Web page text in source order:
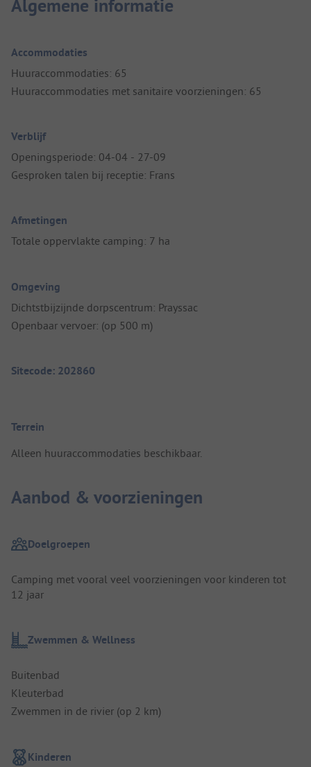
Algemene informatie
Accommodaties
Huuraccommodaties: 65
Huuraccommodaties met sanitaire voorzieningen: 65
Verblijf
Openingsperiode: 04-04 - 27-09
Gesproken talen bij receptie: Frans
Afmetingen
Totale oppervlakte camping: 7 ha
Omgeving
Dichtstbijzijnde dorpscentrum: Prayssac
Openbaar vervoer: (op 500 m)
Sitecode: 202860
Terrein
Alleen huuraccommodaties beschikbaar.
Aanbod & voorzieningen
Doelgroepen
Camping met vooral veel voorzieningen voor kinderen tot
12 jaar
Zwemmen & Wellness
Buitenbad
Kleuterbad
Zwemmen in de rivier (op 2 km)
Kinderen